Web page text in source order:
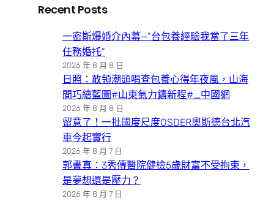
Recent Posts
一密斯爆婚介內幕—”台包養經驗我當了三年
任務婚托”
2026 年 8 月 8 日
日照：敢領潮頭唱查包養心得年夜風，山海
間巧繪藍圖#山東氣力鑄新程#_中國網
2026 年 8 月 8 日
留意了！一批國度尺度OSDER奧斯德台北汽
車今起實行
2026 年 8 月 7 日
郭書真：3秀傳醫院健檢5歲財富不受拘束，
是夢想還是壓力？
2026 年 8 月 7 日